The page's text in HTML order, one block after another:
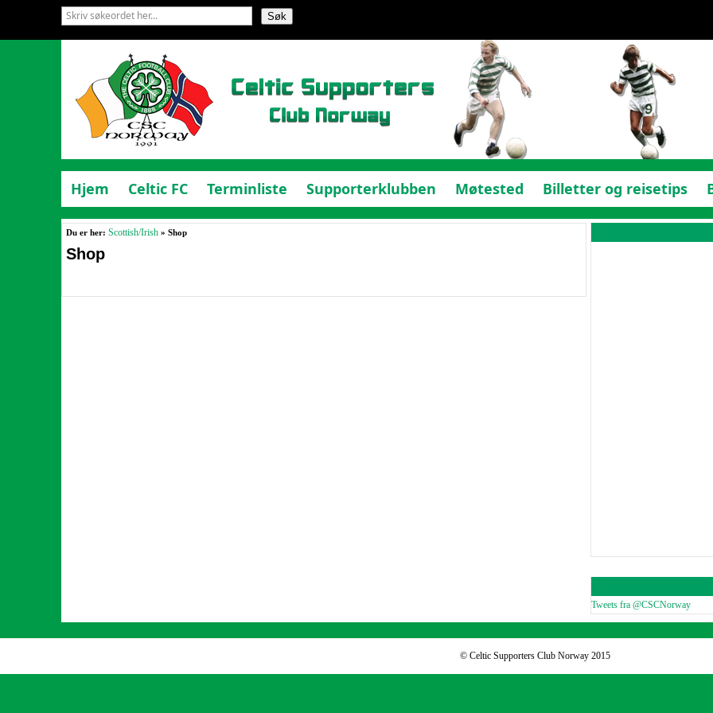
Hjem Celtic FC Terminliste Supporterklubben Møtested Billetter og reisetips
Du er her: Scottish/Irish » Shop
Shop
Tweets fra @CSCNorway
© Celtic Supporters Club Norway 2015